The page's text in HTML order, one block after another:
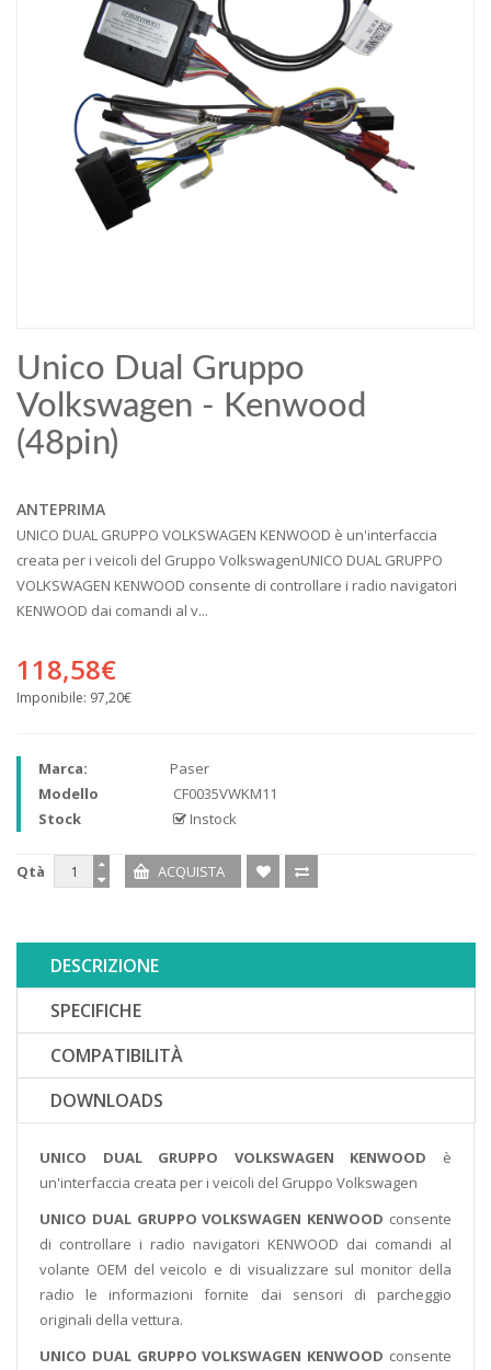
Unico Dual Gruppo
Volkswagen - Kenwood
(48pin)
ANTEPRIMA
UNICO DUAL GRUPPO VOLKSWAGEN KENWOOD è un'interfaccia
creata per i veicoli del Gruppo VolkswagenUNICO DUAL GRUPPO
VOLKSWAGEN KENWOOD consente di controllare i radio navigatori
KENWOOD dai comandi al v...
118,58€
Imponibile: 97,20€
Marca:
Paser
Modello
CF0035VWKM11
Stock
Instock
Qtà
DESCRIZIONE
SPECIFICHE
COMPATIBILITÀ
DOWNLOADS
UNICO DUAL GRUPPO VOLKSWAGEN KENWOOD è
un'interfaccia creata per i veicoli del Gruppo Volkswagen
UNICO DUAL GRUPPO VOLKSWAGEN KENWOOD consente
di controllare i radio navigatori KENWOOD dai comandi al
volante OEM del veicolo e di visualizzare sul monitor della
radio le informazioni fornite dai sensori di parcheggio
originali della vettura.
UNICO DUAL GRUPPO VOLKSWAGEN KENWOOD consente